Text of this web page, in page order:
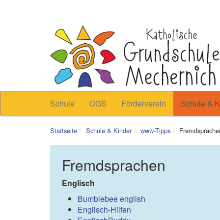
Schule OGS Förderverein Schule &
Startseite Schule & Kinder www-Tipps
Fremdsprachen
Englisch
Bumblebee english
Englisch-Hilfen